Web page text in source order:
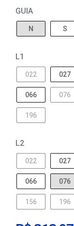
GUIA
N S
L1
022 027
066 076
196
L2
022 027
066 076
156 196